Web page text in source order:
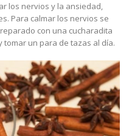
los nervios y la ansiedad,
Para calmar los nervios se
con una cucharadita
tomar un para de tazas al día.